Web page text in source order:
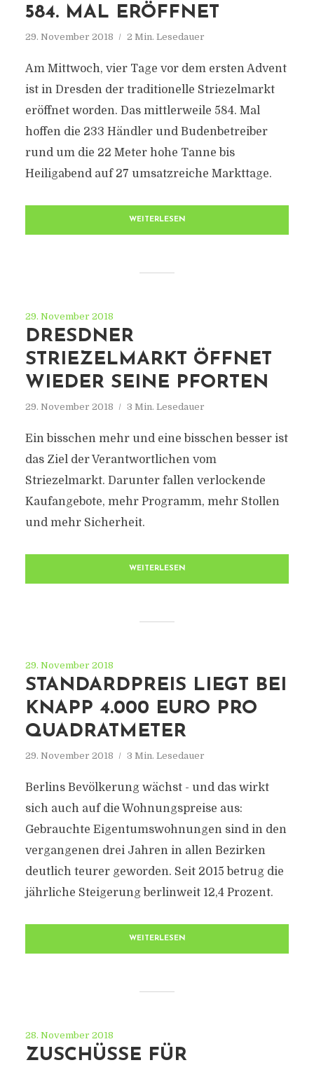
584. MAL ERÖFFNET
29. November 2018 2 Min. Lesedauer
Am Mittwoch, vier Tage vor dem ersten Advent
ist in Dresden der traditionelle Striezelmarkt
eröffnet worden. Das mittlerweile 584. Mal
hoffen die 233 Händler und Budenbetreiber
rund um die 22 Meter hohe Tanne bis
Heiligabend auf 27 umsatzreiche Markttage.
WEITERLESEN
29. November 2018
DRESDNER
STRIEZELMARKT ÖFFNET
WIEDER SEINE PFORTEN
29. November 2018 3 Min. Lesedauer
Ein bisschen mehr und eine bisschen besser ist
das Ziel der Verantwortlichen vom
Striezelmarkt. Darunter fallen verlockende
Kaufangebote, mehr Programm, mehr Stollen
und mehr Sicherheit.
WEITERLESEN
29. November 2018
STANDARDPREIS LIEGT BEI
KNAPP 4.000 EURO PRO
QUADRATMETER
29. November 2018 3 Min. Lesedauer
Berlins Bevölkerung wächst - und das wirkt
sich auch auf die Wohnungspreise aus:
Gebrauchte Eigentumswohnungen sind in den
vergangenen drei Jahren in allen Bezirken
deutlich teurer geworden. Seit 2015 betrug die
jährliche Steigerung berlinweit 12,4 Prozent.
WEITERLESEN
28. November 2018
ZUSCHÜSSE FÜR